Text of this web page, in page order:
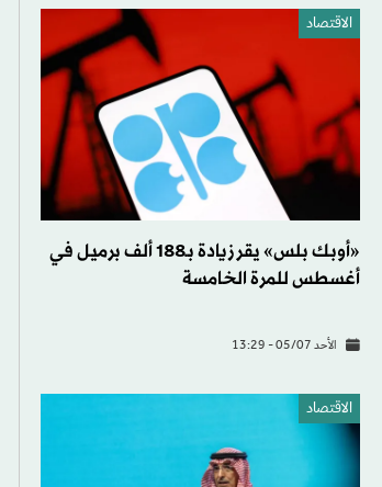
الاقتصاد
«أوبك بلس» يقر زيادة بـ188 ألف برميل في
أغسطس للمرة الخامسة
الأحد 05/07 - 13:29
الاقتصاد